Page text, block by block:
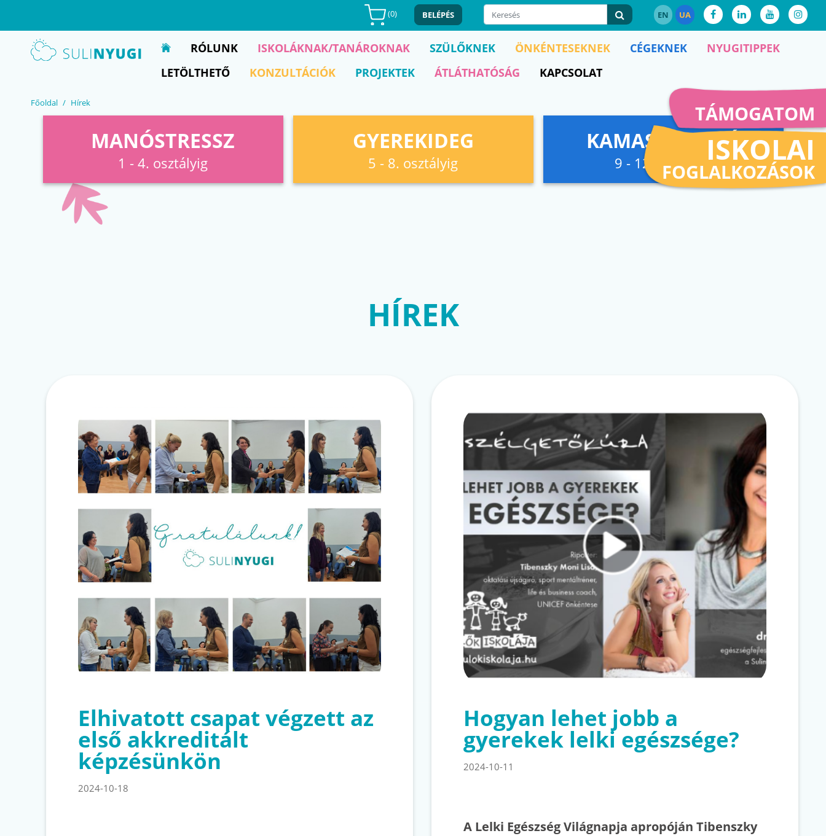
(0) BELÉPÉS EN UA
TÁMOGATOM
ISKOLAI
FOGLALKOZÁSOK
RÓLUNK ISKOLÁKNAK/TANÁROKNAK SZÜLŐKNEK ÖNKÉNTESEKNEK CÉGEKNEK
NYUGITIPPEK
LETÖLTHETŐ
KONZULTÁCIÓK PROJEKTEK ÁTLÁTHATÓSÁG KAPCSOLAT
Főoldal Hírek
MANÓSTRESSZ
1 - 4. osztályig
GYEREKIDEG
5 - 8. osztályig
KAMASZFESZKÓ
9 - 12. osztályig
HÍREK
Elhivatott csapat végzett az
első akkreditált
képzésünkön
2024-10-18
Hogyan lehet jobb a
gyerekek lelki egészsége?
2024-10-11
A Lelki Egészség Világnapja apropóján Tibenszky